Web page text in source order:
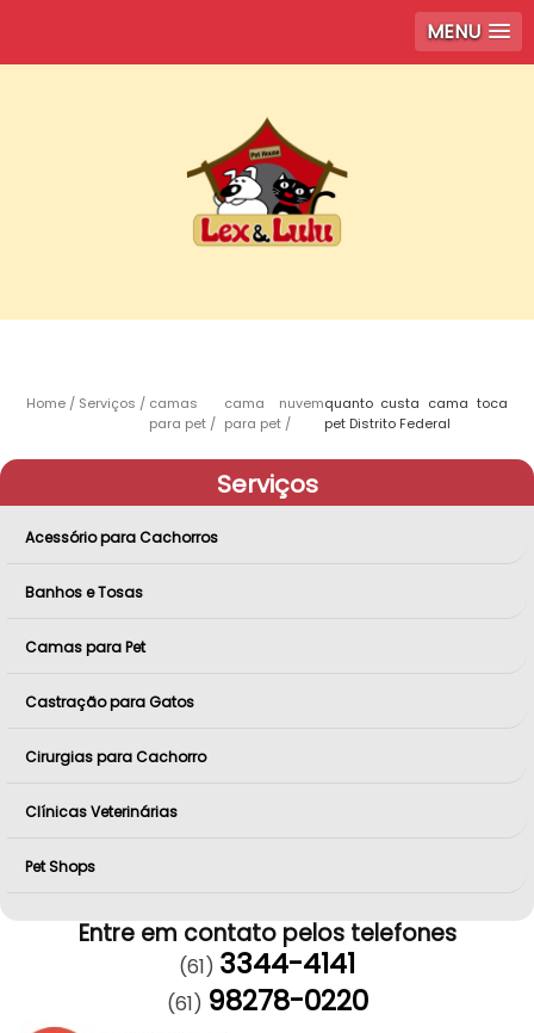
MENU
Home Serviços
camas
para pet
cama nuvem
para pet
quanto custa cama toca
pet Distrito Federal
Serviços
Acessório para Cachorros
Banhos e Tosas
Camas para Pet
Castração para Gatos
Cirurgias para Cachorro
Clínicas Veterinárias
Pet Shops
Entre em contato pelos telefones
(61) 3344-4141
(61) 98278-0220